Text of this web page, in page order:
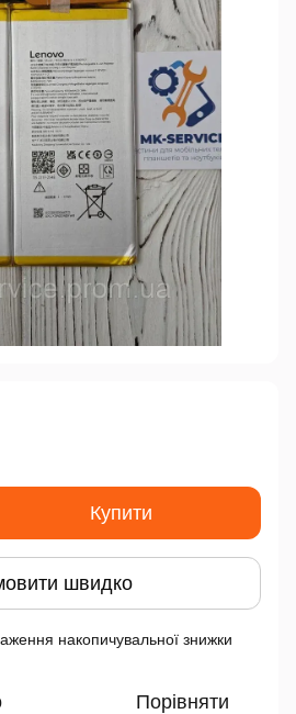
Купити
швидко
накопичувальної знижки
Порівняти